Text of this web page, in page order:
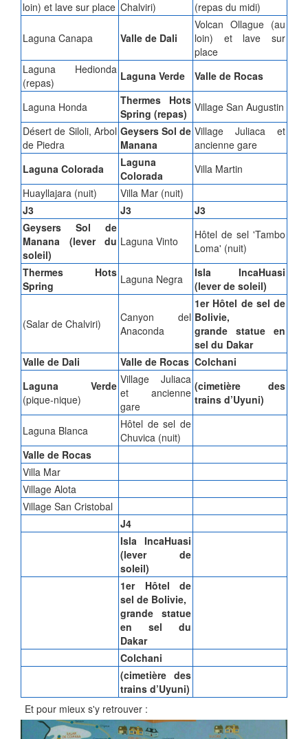
loin) et lave sur place Chalviri)
(repas du midi)
Laguna Canapa Valle de Dali
Volcan Ollague (au
loin) et lave sur
place
Laguna Hedionda
(repas)
Laguna Verde Valle de Rocas
Laguna Honda
Thermes Hots
Spring (repas) Village San Augustin
Désert de Siloli, Arbol
de Piedra
Geysers Sol de
Manana
Village Juliaca et
ancienne gare
Laguna Colorada
Laguna
Colorada
Villa Martin
Huayllajara (nuit)
Villa Mar (nuit)
J3
J3
J3
Geysers Sol de
Manana (lever du
soleil)
Laguna Vinto
Hôtel de sel 'Tambo
Loma' (nuit)
Thermes Hots
Spring
Laguna Negra
Isla IncaHuasi
(lever de soleil)
(Salar de Chalviri)
Canyon del
Anaconda
1er Hôtel de sel de
Bolivie,
grande statue en
sel du Dakar
Valle de Dali
Valle de Rocas Colchani
Laguna Verde
(pique-nique)
Village Juliaca
et ancienne
gare
(cimetière des
trains d’Uyuni)
Laguna Blanca
Hôtel de sel de
Chuvica (nuit)
Valle de Rocas
Villa Mar
Village Alota
Village San Cristobal
J4
Isla IncaHuasi
(lever de
soleil)
1er Hôtel de
sel de Bolivie,
grande statue
en sel du
Dakar
Colchani
(cimetière des
trains d’Uyuni)
Et pour mieux s'y retrouver :